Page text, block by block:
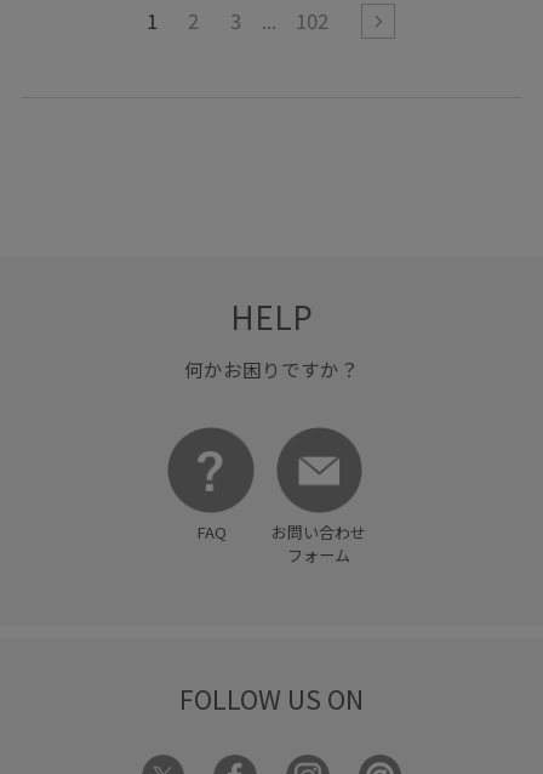
1 2 3 102
HELP
何かお困りですか？
FAQ
お問い合わせ
フォーム
FOLLOW US ON